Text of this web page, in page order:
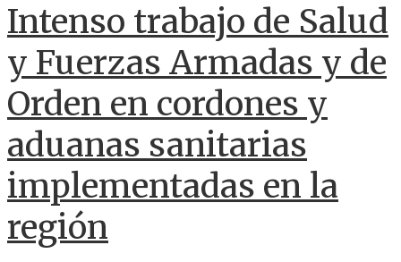
Intenso trabajo de Salud
y Fuerzas Armadas y de
Orden en cordones y
aduanas sanitarias
implementadas en la
región